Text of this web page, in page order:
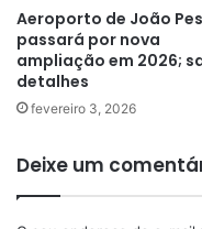
Aeroporto de João
passará por nova
ampliação em 2026;
detalhes
fevereiro 3, 2026
Deixe um